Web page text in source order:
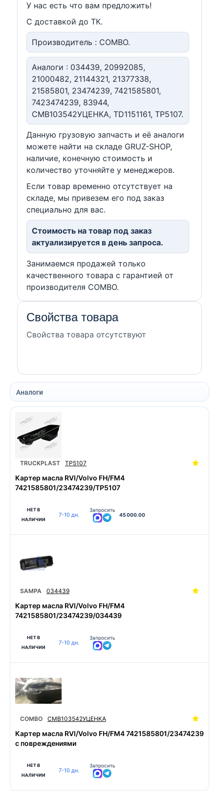
У нас есть что вам предложить!
С доставкой до ТК.
Производитель : COMBO.
Аналоги : 034439, 20992085,
21000482, 21144321, 21377338,
21585801, 23474239, 7421585801,
7423474239, 83944,
CMB103542УЦЕНКА, TD1151161, TP5107.
Данную грузовую запчасть и её аналоги
можете найти на складе GRUZ-SHOP,
наличие, конечную стоимость и
количество уточняйте у менеджеров.
Если товар временно отсутствует на
складе, мы привезем его под заказ
специально для вас.
Стоимость на товар под заказ
актуализируется в день запроса.
Занимаемся продажей только
качественного товара с гарантией от
производителя COMBO.
Свойства товара
Свойства товара отсутствуют
Аналоги
TRUCKPLAST TP5107
Картер масла RVI/Volvo FH/FM4
7421585801/23474239/TP5107
НЕТ В
НАЛИЧИИ
7-10 дн.
Запросить
45 000.00
SAMPA 034439
Картер масла RVI/Volvo FH/FM4
7421585801/23474239/034439
НЕТ В
НАЛИЧИИ
7-10 дн.
Запросить
COMBO CMB103542УЦЕНКА
Картер масла RVI/Volvo FH/FM4 7421585801/23474239
с повреждениями
НЕТ В
НАЛИЧИИ
7-10 дн.
Запросить